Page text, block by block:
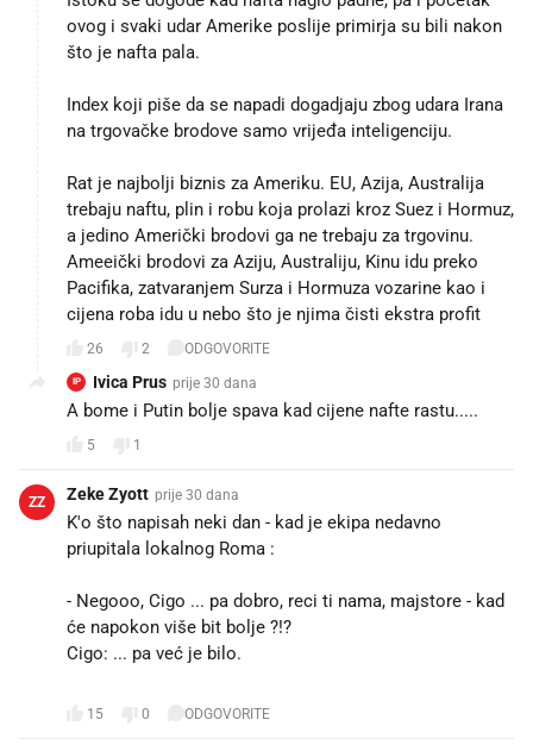
ovog i svaki udar Amerike poslije primirja su bili nakon
što je nafta pala.
Index koji piše da se napadi dogadjaju zbog udara Irana
na trgovačke brodove samo vrijeđa inteligenciju.
Rat je najbolji biznis za Ameriku. EU, Azija, Australija
trebaju naftu, plin i robu koja prolazi kroz Suez i Hormuz,
a jedino Američki brodovi ga ne trebaju za trgovinu.
Ameeički brodovi za Aziju, Australiju, Kinu idu preko
Pacifika, zatvaranjem Surza i Hormuza vozarine kao i
cijena roba idu u nebo što je njima čisti ekstra profit
26 2 ODGOVORITE
IP Ivica Prus prije 30 dana
A bome i Putin bolje spava kad cijene nafte rastu.....
5 1
ZZ Zeke Zyott prije 30 dana
K'o što napisah neki dan - kad je ekipa nedavno
priupitala lokalnog Roma :
- Negooo, Cigo ... pa dobro, reci ti nama, majstore - kad
će napokon više bit bolje ?!?
Cigo: ... pa već je bilo.
15 0 ODGOVORITE